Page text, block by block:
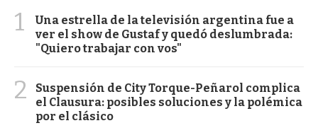
1
Una estrella de la televisión argentina fue a
ver el show de Gustaf y quedó deslumbrada:
"Quiero trabajar con vos"
2
Suspensión de City Torque-Peñarol complica
el Clausura: posibles soluciones y la polémica
por el clásico